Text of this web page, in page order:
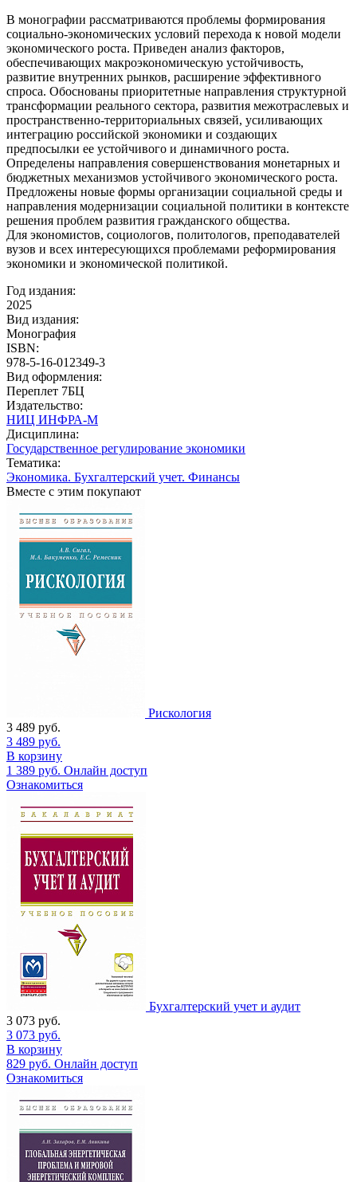
В монографии рассматриваются проблемы формирования
социально-экономических условий перехода к новой модели
экономического роста. Приведен анализ факторов,
обеспечивающих макроэкономическую устойчивость,
развитие внутренних рынков, расширение эффективного
спроса. Обоснованы приоритетные направления структурной
трансформации реального сектора, развития межотраслевых и
пространственно-территориальных связей, усиливающих
интеграцию российской экономики и создающих
предпосылки ее устойчивого и динамичного роста.
Определены направления совершенствования монетарных и
бюджетных механизмов устойчивого экономического роста.
Предложены новые формы организации социальной среды и
направления модернизации социальной политики в контексте
решения проблем развития гражданского общества.
Для экономистов, социологов, политологов, преподавателей
вузов и всех интересующихся проблемами реформирования
экономики и экономической политикой.
Год издания:
2025
Вид издания:
Монография
ISBN:
978-5-16-012349-3
Вид оформления:
Переплет 7БЦ
Издательство:
НИЦ ИНФРА-М
Дисциплина:
Государственное регулирование экономики
Тематика:
Экономика. Бухгалтерский учет. Финансы
Вместе с этим покупают
Рискология
3 489 руб.
3 489 руб.
В корзину
1 389 руб. Онлайн доступ
Ознакомиться
Бухгалтерский учет и аудит
3 073 руб.
3 073 руб.
В корзину
829 руб. Онлайн доступ
Ознакомиться